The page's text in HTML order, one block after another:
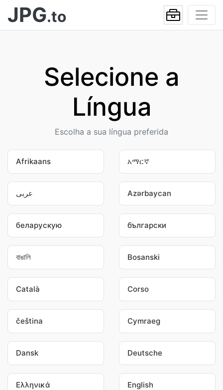
JPG.to
Selecione a
Língua
Escolha a sua língua preferida
Afrikaans አማርኛ
عربى Azərbaycan
беларускую български
বাঙালি Bosanski
Català Corso
čeština Cymraeg
Dansk Deutsche
Ελληνικά English